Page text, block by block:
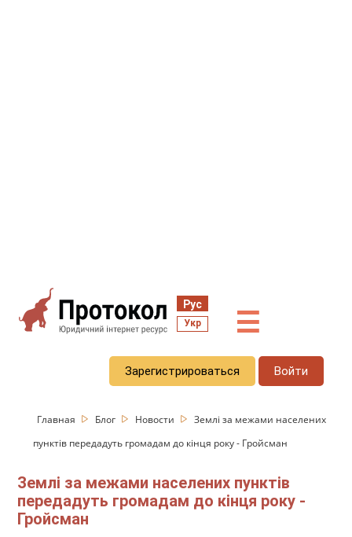
Рус
Укр ☰
Зарегистрироваться Войти
Главная Блог Новости
Землі за межами населених
пунктів передадуть громадам до кінця року - Гройсман
Землі за межами населених пунктів
передадуть громадам до кінця року -
Гройсман